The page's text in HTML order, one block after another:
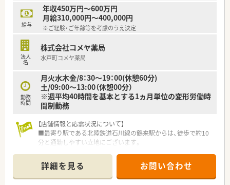
給与
年収450万円～600万円
月給310,000円～400,000円
※ご経験・ご年齢等を考慮のうえ決定
法人
名
株式会社コメヤ薬局
水戸町コメヤ薬局
勤務
時間
月火水木金/8：30～19：00(休憩60分)
土/09:00〜13:00（休憩00分）
※週平均40時間を基本とする1ヵ月単位の変形労働時
間制勤務
【店舗情報と応需状況について】
■最寄り駅である北陸鉄道石川線の鶴来駅からは、徒歩で約10
分と通勤しやすい立地にございます。
触れることができる環境です。
■処方箋枚数は1日あたり平均70枚から80枚で、薬剤師4名から
5名と事務員3名の体制で対応します。
詳細を見る お問い合わせ